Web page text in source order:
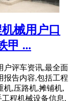
械用户口
甲 ...
户评车资讯,最全面
报告内容,包括工程
机,压路机,摊铺机,
程机械设备信息,